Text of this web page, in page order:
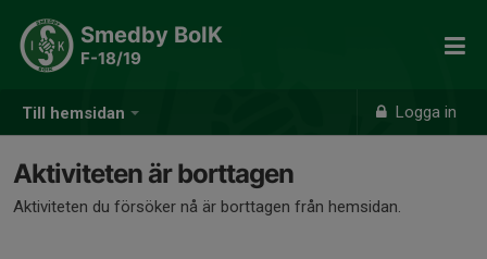
Till hemsidan Logga in
Smedby BoIK
F-18/19
Aktiviteten är borttagen
Aktiviteten du försöker nå är borttagen från hemsidan.